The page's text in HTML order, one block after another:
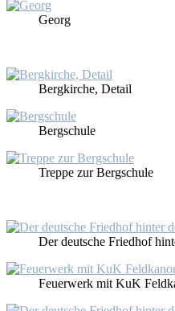
Ge­org
Berg­kir­che, De­tail
Berg­schu­le
Trep­pe zur Berg­schu­le
Der deut­sche Fried­hof
Feu­er­werk mit KuK